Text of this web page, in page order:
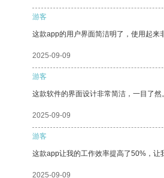
游客
这款app的用户界面简洁明了，使用起来
2025-09-09
游客
这款软件的界面设计非常简洁，一目了然。
2025-09-09
游客
这款app让我的工作效率提高了50%，让
2025-09-09